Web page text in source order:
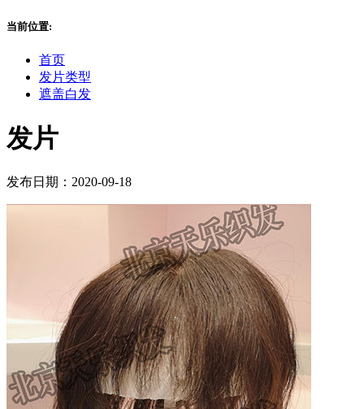
当前位置:
首页
发片类型
遮盖白发
发片
发布日期：2020-09-18